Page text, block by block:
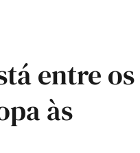
entre os
às